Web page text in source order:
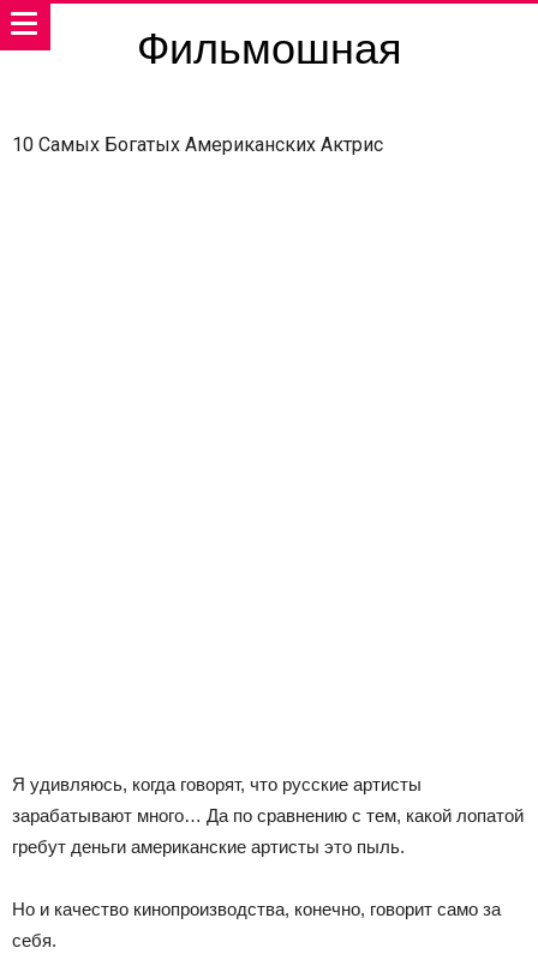
Фильмошная
10 Самых Богатых Американских Актрис
Я удивляюсь, когда говорят, что русские артисты
зарабатывают много… Да по сравнению с тем, какой лопатой
гребут деньги американские артисты это пыль.
Но и качество кинопроизводства, конечно, говорит само за
себя.